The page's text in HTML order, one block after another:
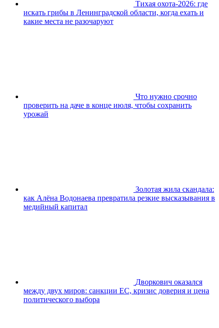
Тихая охота-2026: где
искать грибы в Ленинградской области, когда ехать и
какие места не разочаруют
Что нужно срочно
проверить на даче в конце июля, чтобы сохранить
урожай
Золотая жила скандала:
как Алёна Водонаева превратила резкие высказывания в
медийный капитал
Дворкович оказался
между двух миров: санкции ЕС, кризис доверия и цена
политического выбора